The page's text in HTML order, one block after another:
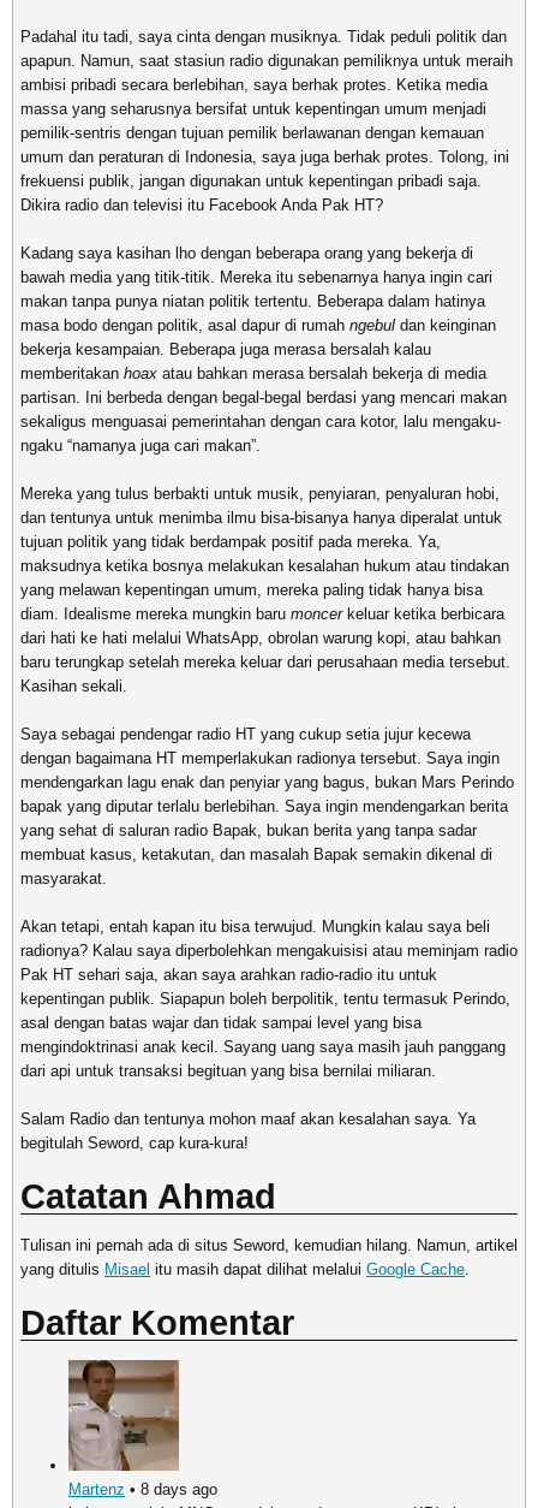
Padahal itu tadi, saya cinta dengan musiknya. Tidak peduli politik dan
apapun. Namun, saat stasiun radio digunakan pemiliknya untuk meraih
ambisi pribadi secara berlebihan, saya berhak protes. Ketika media
massa yang seharusnya bersifat untuk kepentingan umum menjadi
pemilik-sentris dengan tujuan pemilik berlawanan dengan kemauan
umum dan peraturan di Indonesia, saya juga berhak protes. Tolong, ini
frekuensi publik, jangan digunakan untuk kepentingan pribadi saja.
Dikira radio dan televisi itu Facebook Anda Pak HT?
Kadang saya kasihan lho dengan beberapa orang yang bekerja di
bawah media yang titik-titik. Mereka itu sebenarnya hanya ingin cari
makan tanpa punya niatan politik tertentu. Beberapa dalam hatinya
masa bodo dengan politik, asal dapur di rumah ngebul dan keinginan
bekerja kesampaian. Beberapa juga merasa bersalah kalau
memberitakan hoax atau bahkan merasa bersalah bekerja di media
partisan. Ini berbeda dengan begal-begal berdasi yang mencari makan
sekaligus menguasai pemerintahan dengan cara kotor, lalu mengaku-
ngaku “namanya juga cari makan”.
Mereka yang tulus berbakti untuk musik, penyiaran, penyaluran hobi,
dan tentunya untuk menimba ilmu bisa-bisanya hanya diperalat untuk
tujuan politik yang tidak berdampak positif pada mereka. Ya,
maksudnya ketika bosnya melakukan kesalahan hukum atau tindakan
yang melawan kepentingan umum, mereka paling tidak hanya bisa
diam. Idealisme mereka mungkin baru moncerkeluar ketika berbicara
dari hati ke hati melalui WhatsApp, obrolan warung kopi, atau bahkan
baru terungkap setelah mereka keluar dari perusahaan media tersebut.
Kasihan sekali.
Saya sebagai pendengar radio HT yang cukup setia jujur kecewa
dengan bagaimana HT memperlakukan radionya tersebut. Saya ingin
mendengarkan lagu enak dan penyiar yang bagus, bukan Mars Perindo
bapak yang diputar terlalu berlebihan. Saya ingin mendengarkan berita
yang sehat di saluran radio Bapak, bukan berita yang tanpa sadar
membuat kasus, ketakutan, dan masalah Bapak semakin dikenal di
masyarakat.
Akan tetapi, entah kapan itu bisa terwujud. Mungkin kalau saya beli
radionya? Kalau saya diperbolehkan mengakuisisi atau meminjam radio
Pak HT sehari saja, akan saya arahkan radio-radio itu untuk
kepentingan publik. Siapapun boleh berpolitik, tentu termasuk Perindo,
asal dengan batas wajar dan tidak sampai level yang bisa
mengindoktrinasi anak kecil. Sayang uang saya masih jauh panggang
dari api untuk transaksi begituan yang bisa bernilai miliaran.
Salam Radio dan tentunya mohon maaf akan kesalahan saya. Ya
begitulah Seword, cap kura-kura!
Catatan Ahmad
Tulisan ini pernah ada di situs Seword, kemudian hilang. Namun, artikel
yang ditulis Misael itu masih dapat dilihat melalui Google Cache
Daftar Komentar
Martenz • 8 days ago